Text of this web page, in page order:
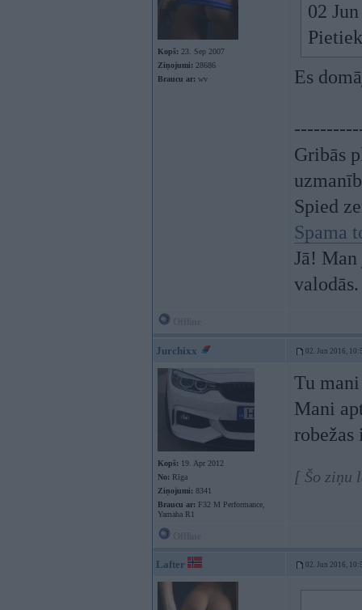
Kopš: 23. Sep 2007
Ziņojumi: 28686
Braucu ar: wv
02
Es
Gribās
Spied
Spama
Jā!
valodās.
Jurchixx 02. Jun 2016,
Kopš: 19. Apr 2012
No: Rīga
Ziņojumi: 8341
Braucu ar: F32 M Performance,
Yamaha R1
Tu
Mani
[ Šo ziņu
Lafter 02. Jun 2016,